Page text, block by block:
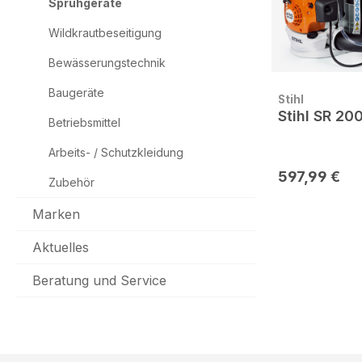
Sprühgeräte
Wildkrautbeseitigung
Bewässerungstechnik
Baugeräte
Betriebsmittel
Arbeits- / Schutzkleidung
Zubehör
Marken
Aktuelles
Beratung und Service
Stihl
Stihl SR
597,99 €